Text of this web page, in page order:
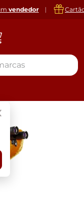
vendedor |